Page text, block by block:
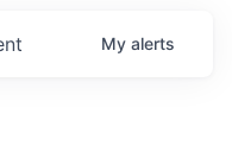
My alerts